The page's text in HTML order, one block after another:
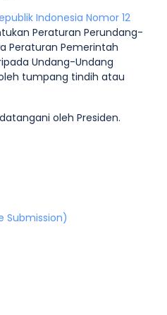
Indonesia Nomor 12
Peraturan Perundang-
Peraturan Pemerintah
Undang-Undang
tumpang tindih atau
oleh Presiden.
Submission)